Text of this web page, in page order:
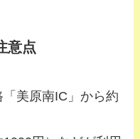
意点
美原南IC」から約